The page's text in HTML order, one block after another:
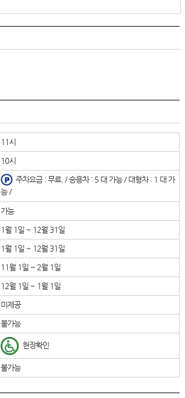
11시
10시
주차요금 : 무료. / 승용차 : 5 대 가능 / 대형차 : 1 대 가
능 /
가능
1월 1일 ~ 12월 31일
1월 1일 ~ 12월 31일
11월 1일 ~ 2월 1일
12월 1일 ~ 1월 1일
미제공
불가능
현장확인
불가능